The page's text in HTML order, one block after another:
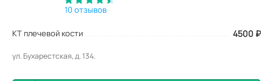
10 отзывов
КТ плечевой кости 4500 ₽
ул. Бухарестская, д. 134.